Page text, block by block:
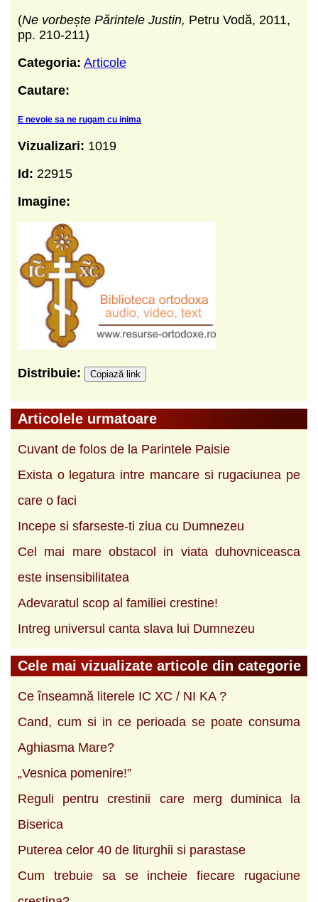
(Ne vorbește Părintele Justin, Petru Vodă, 2011,
pp. 210-211)
Categoria: Articole
Cautare:
E nevoie sa ne rugam cu inima
Vizualizari: 1019
Id: 22915
Imagine:
Distribuie: Copiază link
Articolele urmatoare
Cuvant de folos de la Parintele Paisie
Exista o legatura intre mancare si rugaciunea pe
care o faci
Incepe si sfarseste-ti ziua cu Dumnezeu
Cel mai mare obstacol in viata duhovniceasca
este insensibilitatea
Adevaratul scop al familiei crestine!
Intreg universul canta slava lui Dumnezeu
Cele mai vizualizate articole din categorie
Ce înseamnă literele IC XC / NI KA ?
Cand, cum si in ce perioada se poate consuma
Aghiasma Mare?
„Vesnica pomenire!”
Reguli pentru crestinii care merg duminica la
Biserica
Puterea celor 40 de liturghii si parastase
Cum trebuie sa se incheie fiecare rugaciune